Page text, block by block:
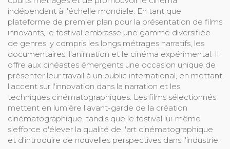
indépendant à l'échelle mondiale. En tant que
plateforme de premier plan pour la présentation de films
innovants, le festival embrasse une gamme diversifiée
de genres, y compris les longs métrages narratifs, les
documentaires, l'animation et le cinéma expérimental. Il
offre aux cinéastes émergents une occasion unique de
présenter leur travail à un public international, en mettant
l'accent sur l'innovation dans la narration et les
techniques cinématographiques. Les films sélectionnés
mettent en lumière l'avant-garde de la création
cinématographique, tandis que le festival lui-même
s'efforce d'élever la qualité de l'art cinématographique
et d'introduire de nouvelles perspectives dans l'industrie.